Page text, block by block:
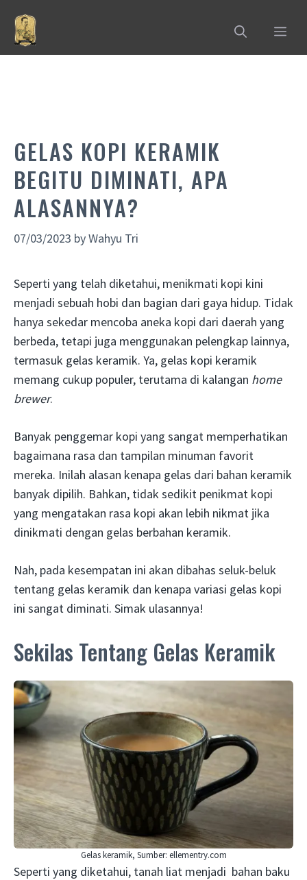
content
GELAS KOPI KERAMIK
BEGITU DIMINATI, APA
ALASANNYA?
07/03/2023 byWahyu Tri
Seperti yang telah diketahui, menikmati kopi kini
menjadi sebuah hobi dan bagian dari gaya hidup. Tidak
hanya sekedar mencoba aneka kopi dari daerah yang
berbeda, tetapi juga menggunakan pelengkap lainnya,
termasuk gelas keramik. Ya, gelas kopi keramik
memang cukup populer, terutama di kalangan home
brewer.
Banyak penggemar kopi yang sangat memperhatikan
bagaimana rasa dan tampilan minuman favorit
mereka. Inilah alasan kenapa gelas dari bahan keramik
banyak dipilih. Bahkan, tidak sedikit penikmat kopi
yang mengatakan rasa kopi akan lebih nikmat jika
dinikmati dengan gelas berbahan keramik.
Nah, pada kesempatan ini akan dibahas seluk-beluk
tentang gelas keramik dan kenapa variasi gelas kopi
ini sangat diminati. Simak ulasannya!
Sekilas Tentang Gelas Keramik
Gelas keramik, Sumber: ellementry.com
Seperti yang diketahui, tanah liat menjadi bahan baku